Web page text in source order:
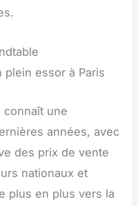
plein essor à Paris
connaît une
années, avec
des prix de vente
nationaux et
plus en plus vers la